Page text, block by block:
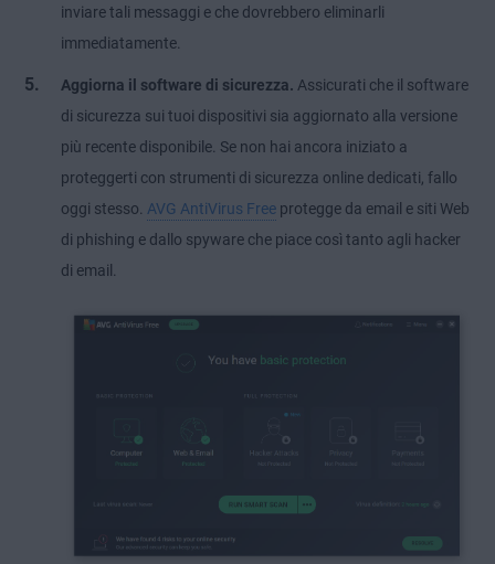
inviare tali messaggi e che dovrebbero eliminarli
immediatamente.
Aggiorna il software di sicurezza. Assicurati che il software
di sicurezza sui tuoi dispositivi sia aggiornato alla versione
più recente disponibile. Se non hai ancora iniziato a
proteggerti con strumenti di sicurezza online dedicati, fallo
oggi stesso. AVG AntiVirus Free protegge da email e siti Web
di phishing e dallo spyware che piace così tanto agli hacker
di email.